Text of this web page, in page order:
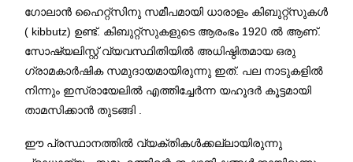
ഗോലാൻ ഹൈറ്റ്സിനു സമീപമായി ധാരാളം കിബുറ്റ്സുകൾ
( kibbutz) ഉണ്ട്. കിബുറ്റ്സുകളുടെ ആരംഭം 1920 ൽ ആണ്.
സോഷ്യലിസ്റ്റ് വ്യവസ്ഥിതിയിൽ അധിഷ്ഠിതമായ ഒരു
ഗ്രാമകാർഷിക സമുദായമായിരുന്നു ഇത്. പല നാടുകളിൽ
നിന്നും ഇസ്രായേലിൽ എത്തിച്ചേർന്ന യഹൂദർ കൂട്ടമായി
താമസിക്കാൻ തുടങ്ങി .
ഈ പ്രസ്ഥാനത്തിൽ വ്യക്തികൾക്കല്ലായിരുന്നു